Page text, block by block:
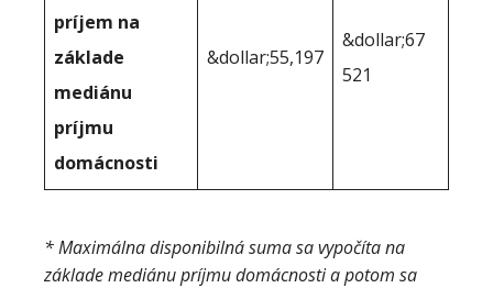
príjem na
základe
mediánu
príjmu
domácnosti
&dollar;55,197
&dollar;67
521
* Maximálna disponibilná suma sa vypočíta na
základe mediánu príjmu domácnosti a potom sa